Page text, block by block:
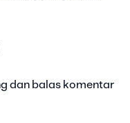
dan balas komentar